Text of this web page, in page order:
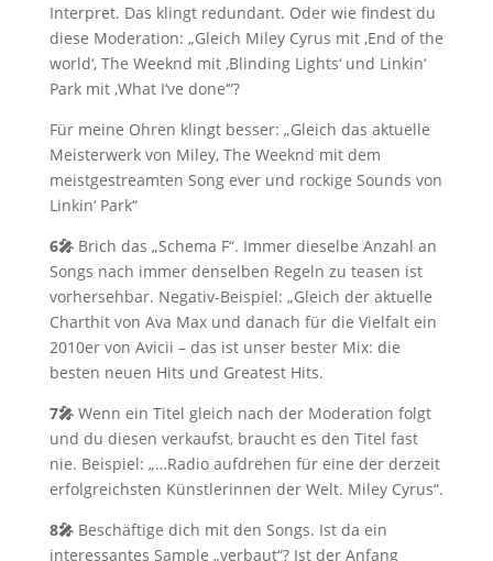
Interpret. Das klingt redundant. Oder wie findest du
diese Moderation: „Gleich Miley Cyrus mit ‚End of the
world‘, The Weeknd mit ‚Blinding Lights‘ und Linkin‘
Park mit ‚What I‘ve done‘“?
Für meine Ohren klingt besser: „Gleich das aktuelle
Meisterwerk von Miley, The Weeknd mit dem
meistgestreamten Song ever und rockige Sounds von
Linkin‘ Park“
6🎤Brich das „Schema F“. Immer dieselbe Anzahl an
Songs nach immer denselben Regeln zu teasen ist
vorhersehbar. Negativ-Beispiel: „Gleich der aktuelle
Charthit von Ava Max und danach für die Vielfalt ein
2010er von Avicii – das ist unser bester Mix: die
besten neuen Hits und Greatest Hits.
7🎤Wenn ein Titel gleich nach der Moderation folgt
und du diesen verkaufst, braucht es den Titel fast
nie. Beispiel: „…Radio aufdrehen für eine der derzeit
erfolgreichsten Künstlerinnen der Welt. Miley Cyrus“.
8🎤Beschäftige dich mit den Songs. Ist da ein
interessantes Sample „verbaut“? Ist der Anfang